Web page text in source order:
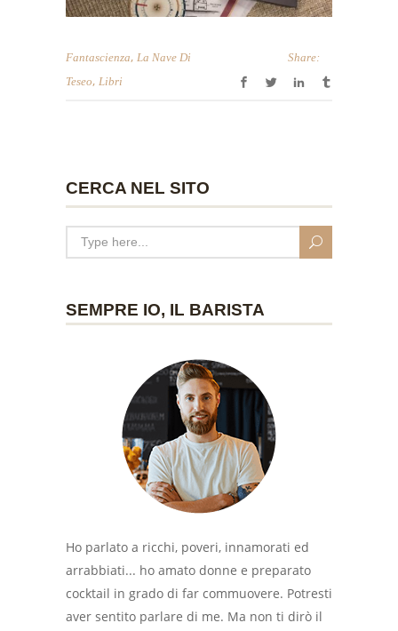
Fantascienza, La Nave Di
Teseo, Libri
Share:
CERCA NEL SITO
SEMPRE IO, IL BARISTA
Ho parlato a ricchi, poveri, innamorati ed
arrabbiati... ho amato donne e preparato
cocktail in grado di far commuovere. Potresti
aver sentito parlare di me. Ma non ti dirò il